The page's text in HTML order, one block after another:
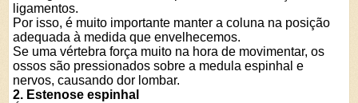
ligamentos.
Por isso, é muito importante manter a coluna na posição
adequada à medida que envelhecemos.
Se uma vértebra força muito na hora de movimentar, os
ossos são pressionados sobre a medula espinhal e
nervos, causando dor lombar.
2. Estenose espinhal